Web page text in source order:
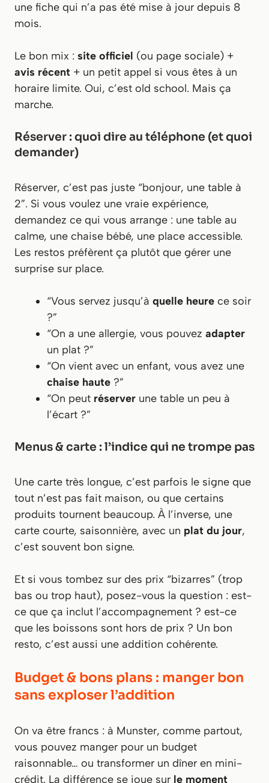
une fiche qui n’a pas été mise à jour depuis 8
mois.
Le bon mix : site officiel (ou page sociale) +
avis récent + un petit appel si vous êtes à un
horaire limite. Oui, c’est old school. Mais ça
marche.
Réserver : quoi dire au téléphone (et quoi
demander)
Réserver, c’est pas juste “bonjour, une table à
2”. Si vous voulez une vraie expérience,
demandez ce qui vous arrange : une table au
calme, une chaise bébé, une place accessible.
Les restos préfèrent ça plutôt que gérer une
surprise sur place.
“Vous servez jusqu’à quelle heure ce soir
?”
“On a une allergie, vous pouvez adapter
un plat ?”
“On vient avec un enfant, vous avez une
chaise haute ?”
“On peut réserver une table un peu à
l’écart ?”
Menus & carte : l’indice qui ne trompe pas
Une carte très longue, c’est parfois le signe que
tout n’est pas fait maison, ou que certains
produits tournent beaucoup. À l’inverse, une
carte courte, saisonnière, avec un plat du jour,
c’est souvent bon signe.
Et si vous tombez sur des prix “bizarres” (trop
bas ou trop haut), posez-vous la question : est-
ce que ça inclut l’accompagnement ? est-ce
que les boissons sont hors de prix ? Un bon
resto, c’est aussi une addition cohérente.
Budget & bons plans : manger bon
sans exploser l’addition
On va être francs : à Munster, comme partout,
vous pouvez manger pour un budget
raisonnable… ou transformer un dîner en mini-
crédit. La différence se joue sur le moment